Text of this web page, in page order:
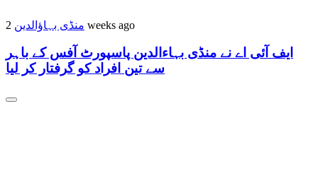
منڈی بہاؤالدین 2 weeks ago
ایف آئی اے نے منڈی بہاءالدین پاسپورٹ آفس کے باہر
سے تین افراد کو گرفتار کر لیا